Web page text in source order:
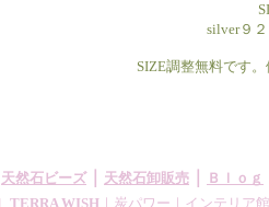
silver９
SIZE調整無料です
天然石ビーズ｜ 天然石卸販売 Ｂｌｏｇ
TERRA WISH｜ 炭パワー インテリア館